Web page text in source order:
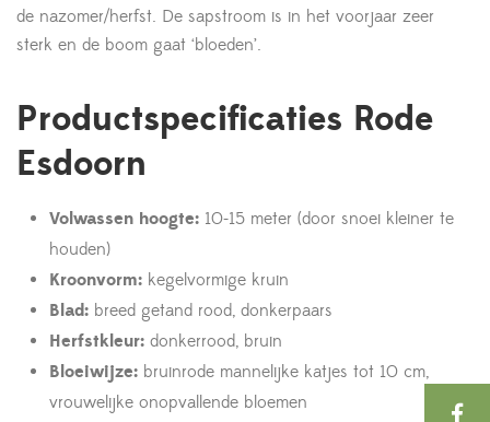
de nazomer/herfst. De sapstroom is in het voorjaar zeer
sterk en de boom gaat ‘bloeden’.
Productspecificaties Rode
Esdoorn
Volwassen hoogte: 10-15 meter (door snoei kleiner te
houden)
Kroonvorm: kegelvormige kruin
Blad: breed getand rood, donkerpaars
Herfstkleur: donkerrood, bruin
Bloeiwijze: bruinrode mannelijke katjes tot 10 cm,
vrouwelijke onopvallende bloemen